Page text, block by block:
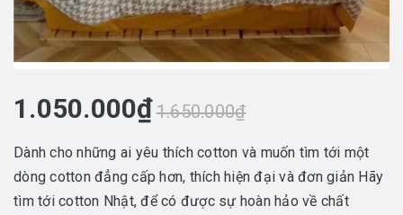
1.050.000₫1.650.000₫
Dành cho những ai yêu thích cotton và muốn tìm tới một
dòng cotton đẳng cấp hơn, thích hiện đại và đơn giản Hãy
tìm tới cotton Nhật, để có được sự hoàn hảo về chất